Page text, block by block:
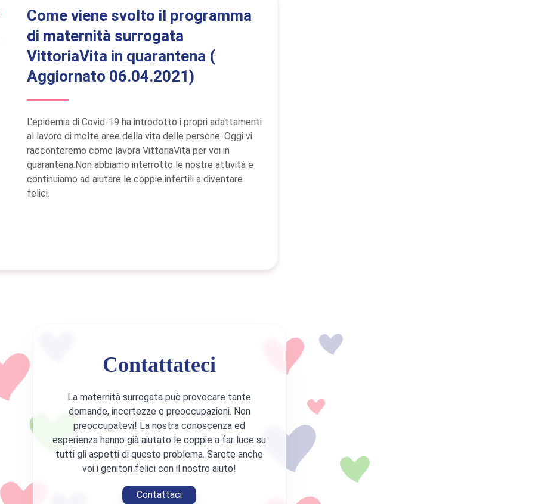
Come viene svolto il programma
di maternità surrogata
VittoriaVita in quarantena (
Aggiornato 06.04.2021)
L'epidemia di Covid-19 ha introdotto i propri adattamenti
al lavoro di molte aree della vita delle persone. Oggi vi
racconteremo come lavora VittoriaVita per voi in
quarantena.Non abbiamo interrotto le nostre attività e
continuiamo ad aiutare le coppie infertili a diventare
felici.
Contattateci
La maternità surrogata può provocare tante
domande, incertezze e preoccupazioni. Non
preoccupatevi! La nostra conoscenza ed
esperienza hanno già aiutato le coppie a far luce su
tutti gli aspetti di questo problema. Sarete anche
voi i genitori felici con il nostro aiuto!
Contattaci